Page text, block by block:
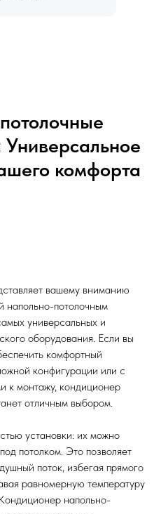
комфорта
вашему вниманию
напольно-потолочным
универсальных и
оборудования. Если вы
комфортный
конфигурации или с
к монтажу, кондиционер
отличным выбором.
установки: их можно
потолком. Это позволяет
поток, избегая прямого
равномерную температуру
напольно-